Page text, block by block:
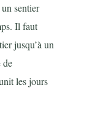
sentier
Il faut
jusqu’à un
de
les jours